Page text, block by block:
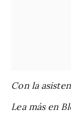
Con la
Lea más en